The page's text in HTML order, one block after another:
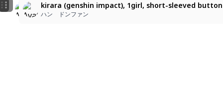
kirara (genshin impact), 1girl,
ハン ドンファン
kirara (genshin impact), 1girl,
ハン ドンファン
kirara (genshin impact), 1girl, short-sleeved
ハン ドンファン